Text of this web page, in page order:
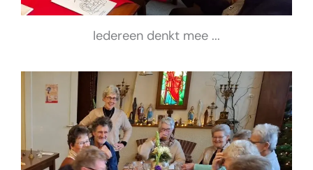
Iedereen denkt mee ...